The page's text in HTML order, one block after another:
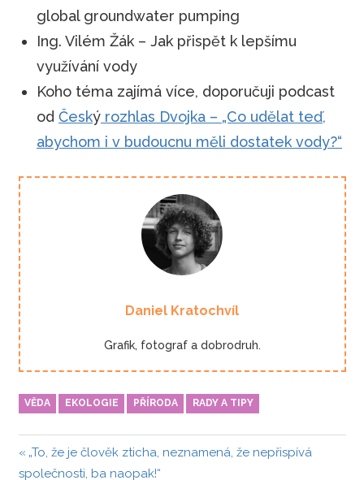
global groundwater pumping
Ing. Vilém Žák – Jak přispět k lepšímu
využívání vody
Koho téma zajímá více, doporučuji podcast
od Český rozhlas Dvojka – „Co udělat teď,
abychom i v budoucnu měli dostatek vody?“
Daniel Kratochvíl
Grafik, fotograf a dobrodruh.
VĚDA EKOLOGIE PŘÍRODA RADY A TIPY
Navigace
Předchozí
příspěvek:
„To, že je člověk zticha, neznamená, že nepřispívá
společnosti, ba naopak!“